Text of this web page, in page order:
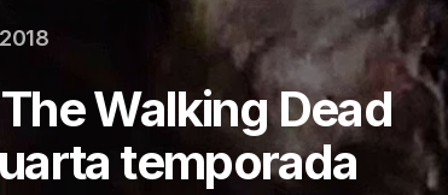
Walking Dead
temporada